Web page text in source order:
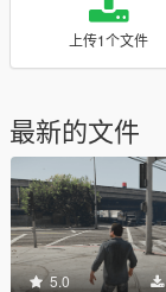
上传1个文件
最新的文件
5.0